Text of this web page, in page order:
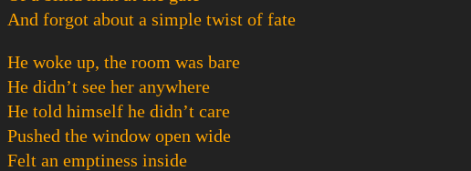
And forgot about a simple twist of fate
He woke up, the room was bare
He didn’t see her anywhere
He told himself he didn’t care
Pushed the window open wide
Felt an emptiness inside